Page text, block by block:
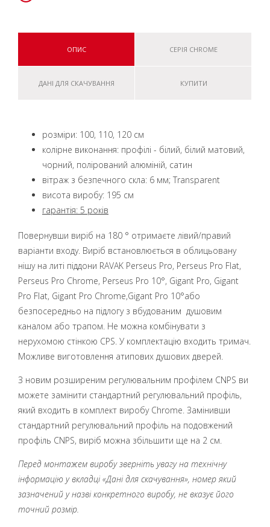
ОПИС СЕРІЯ CHROME
ДАНІ ДЛЯ СКАЧУВАННЯ КУПИТИ
розміри: 100, 110, 120 см
колірне виконання: профілі - білий, білий матовий,
чорний, полірований алюміній, сатин
вітраж з безпечного скла: 6 мм; Transparent
висота виробу: 195 см
гарантія: 5 років
Повернувши виріб на 180 ° отримаєте лівий/правий
варіанти входу. Виріб встановлюється в облицьовану
нішу на литі піддони RAVAK Perseus Pro, Perseus Pro Flat,
Perseus Pro Chrome, Perseus Pro 10°, Gigant Pro, Gigant
Pro Flat, Gigant Pro Chrome,Gigant Pro 10°або
безпосередньо на підлогу з вбудованим душовим
каналом або трапом. Не можна комбінувати з
нерухомою стінкою CPS. У комплектацію входить тримач.
Можливе виготовлення атипових душових дверей.
З новим розширеним регулювальним профілем CNPS ви
можете замінити стандартний регулювальний профіль,
який входить в комплект виробу Chrome. Замінивши
стандартний регулювальний профіль на подовжений
профіль CNPS, виріб можна збільшити ще на 2 см.
Перед монтажем виробу зверніть увагу на технічну
інформацію у вкладці «Дані для скачування», номер який
зазначений у назві конкретного виробу, не вказує його
точний розмір.